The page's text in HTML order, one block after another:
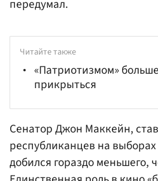
передумал.
Читайте также
«Патриотизмом»
прикрыться
Сенатор Джон Маккейн,
республиканцев на
добился гораздо меньшего,